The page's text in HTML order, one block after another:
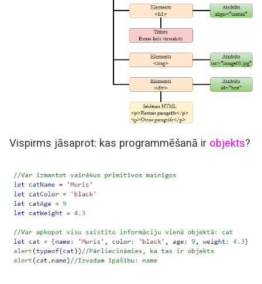
Vispirms jāsaprot: kas programmēšanā ir objekts?